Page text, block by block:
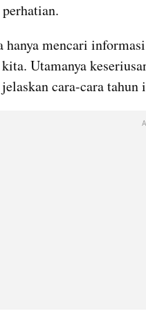
hanya mencari
Utamanya
cara-cara tahun